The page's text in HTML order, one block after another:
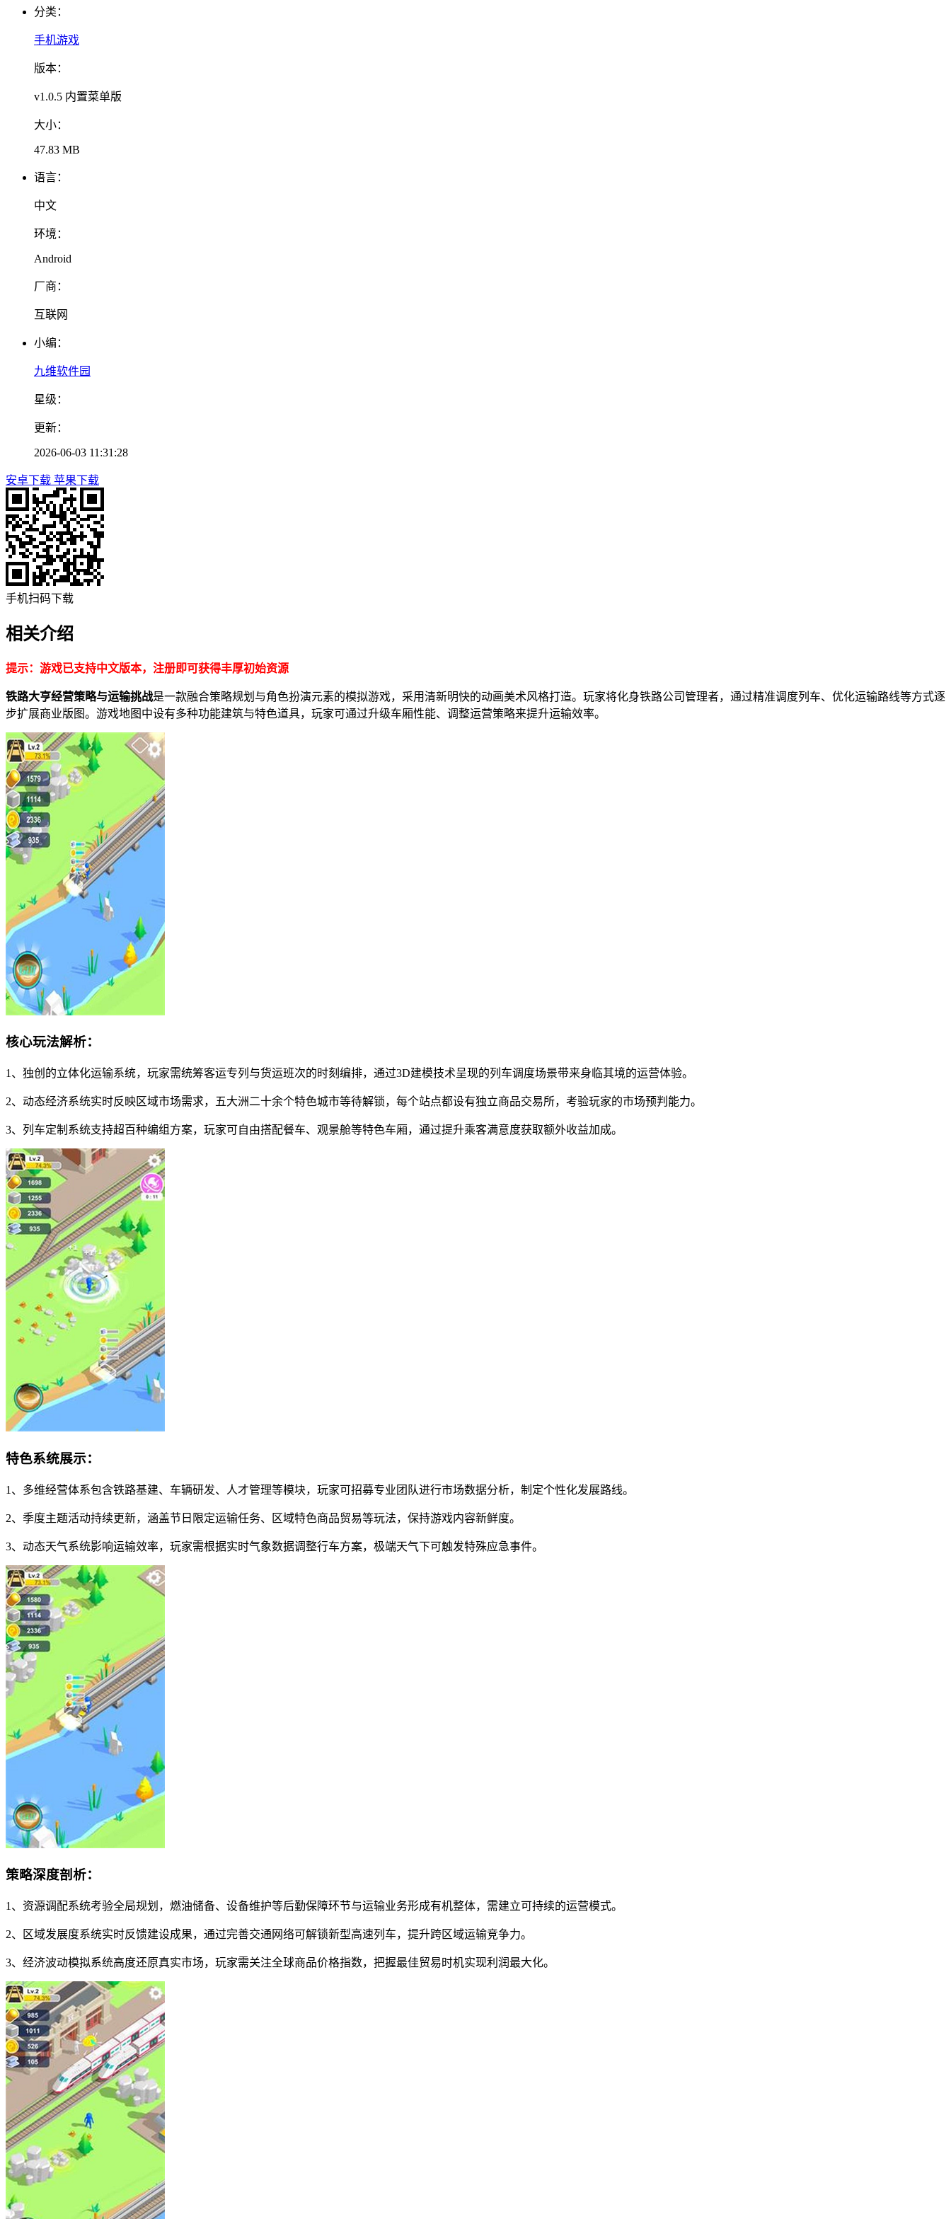
分类：
手机游戏
版本：
v1.0.5 内置菜单版
大小：
47.83 MB
语言：
中文
环境：
Android
厂商：
互联网
小编：
九维软件园
星级：
更新：
2026-06-03 11:31:28
安卓下载 苹果下载
手机扫码下载
相关介绍
提示：游戏已支持中文版本，注册即可获得丰厚初始资源
铁路大亨经营策略与运输挑战是一款融合策略规划与角色扮演元素的模拟游戏，采用清新明快的动画美术风格打造。玩家将化身铁路公司管理者，通过精准调度列车、优化运输路线等方式逐
步扩展商业版图。游戏地图中设有多种功能建筑与特色道具，玩家可通过升级车厢性能、调整运营策略来提升运输效率。
核心玩法解析：
1、独创的立体化运输系统，玩家需统筹客运专列与货运班次的时刻编排，通过3D建模技术呈现的列车调度场景带来身临其境的运营体验。
2、动态经济系统实时反映区域市场需求，五大洲二十余个特色城市等待解锁，每个站点都设有独立商品交易所，考验玩家的市场预判能力。
3、列车定制系统支持超百种编组方案，玩家可自由搭配餐车、观景舱等特色车厢，通过提升乘客满意度获取额外收益加成。
特色系统展示：
1、多维经营体系包含铁路基建、车辆研发、人才管理等模块，玩家可招募专业团队进行市场数据分析，制定个性化发展路线。
2、季度主题活动持续更新，涵盖节日限定运输任务、区域特色商品贸易等玩法，保持游戏内容新鲜度。
3、动态天气系统影响运输效率，玩家需根据实时气象数据调整行车方案，极端天气下可触发特殊应急事件。
策略深度剖析：
1、资源调配系统考验全局规划，燃油储备、设备维护等后勤保障环节与运输业务形成有机整体，需建立可持续的运营模式。
2、区域发展度系统实时反馈建设成果，通过完善交通网络可解锁新型高速列车，提升跨区域运输竞争力。
3、经济波动模拟系统高度还原真实市场，玩家需关注全球商品价格指数，把握最佳贸易时机实现利润最大化。